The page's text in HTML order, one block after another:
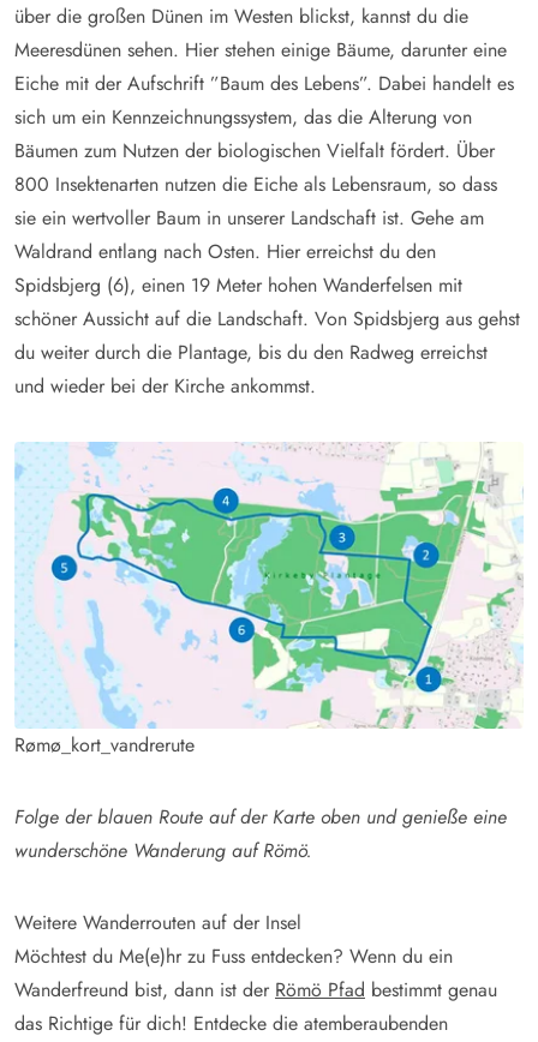
über die großen Dünen im Westen blickst, kannst du die
Meeresdünen sehen. Hier stehen einige Bäume, darunter eine
Eiche mit der Aufschrift ”Baum des Lebens”. Dabei handelt es
sich um ein Kennzeichnungssystem, das die Alterung von
Bäumen zum Nutzen der biologischen Vielfalt fördert. Über
800 Insektenarten nutzen die Eiche als Lebensraum, so dass
sie ein wertvoller Baum in unserer Landschaft ist. Gehe am
Waldrand entlang nach Osten. Hier erreichst du den
Spidsbjerg (6), einen 19 Meter hohen Wanderfelsen mit
schöner Aussicht auf die Landschaft. Von Spidsbjerg aus gehst
du weiter durch die Plantage, bis du den Radweg erreichst
und wieder bei der Kirche ankommst.
Rømø_kort_vandrerute
Folge der blauen Route auf der Karte oben und genieße eine
wunderschöne Wanderung auf Römö.
Weitere Wanderrouten auf der Insel
Möchtest du Me(e)hr zu Fuss entdecken? Wenn du ein
Wanderfreund bist, dann ist der Römö Pfad bestimmt genau
das Richtige für dich! Entdecke die atemberaubenden